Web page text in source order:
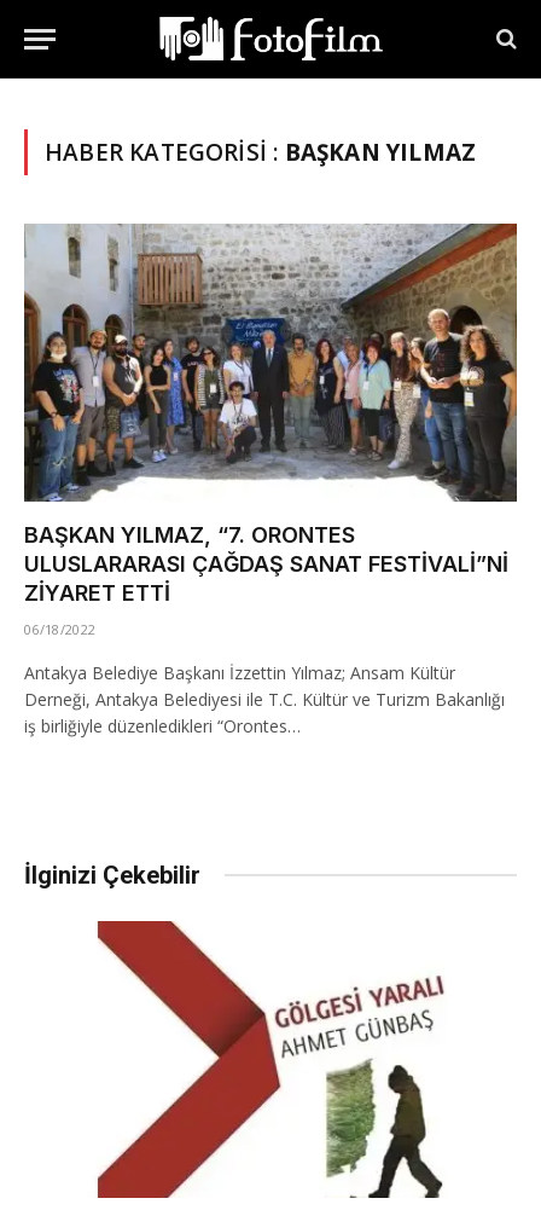
HABER KATEGORISI : BAŞKAN YILMAZ
BAŞKAN YILMAZ, “7. ORONTES
ULUSLARARASI ÇAĞDAŞ SANAT FESTİVALİ”Nİ
ZİYARET ETTİ
06/18/2022
Antakya Belediye Başkanı İzzettin Yılmaz; Ansam Kültür
Derneği, Antakya Belediyesi ile T.C. Kültür ve Turizm Bakanlığı
iş birliğiyle düzenledikleri “Orontes…
İlginizi Çekebilir